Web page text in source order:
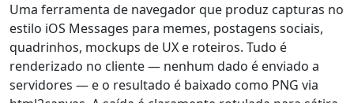
Uma ferramenta de navegador que produz capturas no
estilo iOS Messages para memes, postagens sociais,
quadrinhos, mockups de UX e roteiros. Tudo é
renderizado no cliente — nenhum dado é enviado a
servidores — e o resultado é baixado como PNG via